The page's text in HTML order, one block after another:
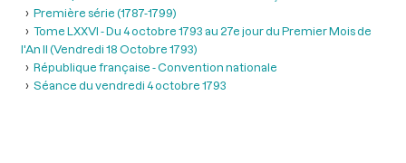
Première série (1787-1799)
Tome LXXVI - Du 4 octobre 1793 au 27e jour du Premier Mois de
l'An II (Vendredi 18 Octobre 1793)
République française - Convention nationale
Séance du vendredi 4 octobre 1793